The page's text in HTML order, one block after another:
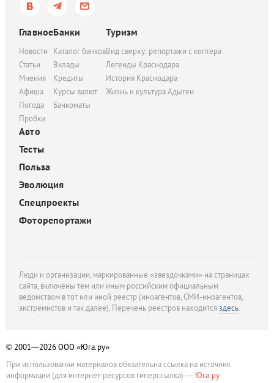
Главное
Новости
Статьи
Мнения
Афиша
Погода
Пробки
Банки
Каталог банков
Вклады
Кредиты
Курсы валют
Банкоматы
Туризм
Вид сверху: репортажи с коптера
Легенды Краснодара
История Краснодара
Жизнь и культура Адыгеи
Авто
Тесты
Польза
Эволюция
Спецпроекты
Фоторепортажи
Люди и организации, маркированные «звездочками» на страницах
сайта, включены тем или иным российским официальным
ведомством в тот или иной реестр (иноагентов, СМИ-иноагентов,
экстремистов и так далее). Перечень реестров находитсяздесь.
© 2001—2026ООО «Юга.ру»
При использовании материалов обязательна ссылка на источник
информации (для интернет-ресурсов гиперссылка) — Юга.ру